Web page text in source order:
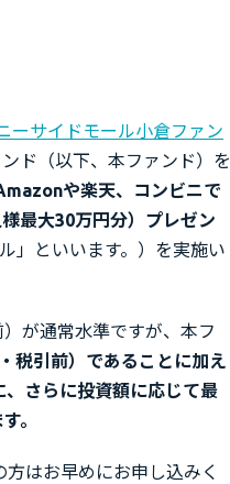
ーサイドモール小倉ファン
ド（以下、本ファンド）を
や楽天、コンビニで
最大30万円分）プレゼン
」といいます。）を実施い
が通常水準ですが、本フ
税引前）であることに加え
さらに投資額に応じて最
。
はお早めにお申し込みく